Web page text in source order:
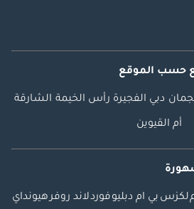
حسب الموقع
دبي الفجيرة رأس الخيمة الشارقة
أم القيوين
لكزس بي ام دبليوفوردلاند روفرهيونداي